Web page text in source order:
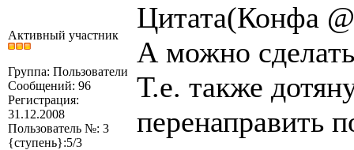
Активный участник
Группа: Пользователи
Сообщений: 96
Регистрация:
31.12.2008
Пользователь №: 3
{ступень}:5/3
Цитата(Конфа
А можно
Т.е. также
перенаправить